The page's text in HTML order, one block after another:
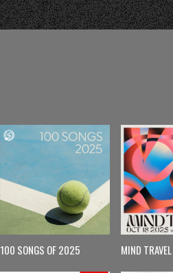
100 SONGS OF 2025 MIND TRAVEL